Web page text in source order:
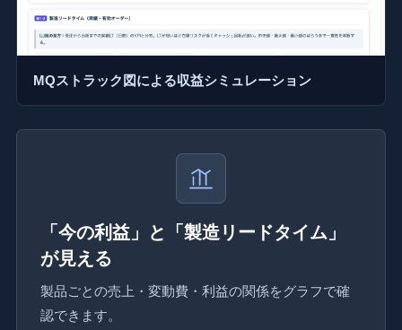
MQストラック図による収益シミュレーション
「今の利益」と「製造リードタイム」
が見える
製品ごとの売上・変動費・利益の関係をグラフで確
認できます。